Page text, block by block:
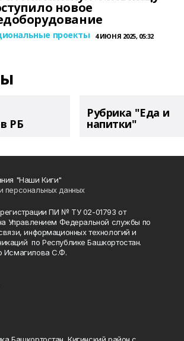
новое
проекты 4 ИЮНЯ 2025, 05:32
РБ
Рубрика "Еда и
напитки"
"Наши Киги"
персональных данных
ПИ № ТУ 02-01793 от
Управлением Федеральной службы по
информационных технологий и
по Республике Башкортостан.
Исмагилова С.Ф.